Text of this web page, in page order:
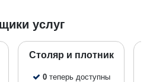
услуг
Столяр и плотник
0теперь доступны